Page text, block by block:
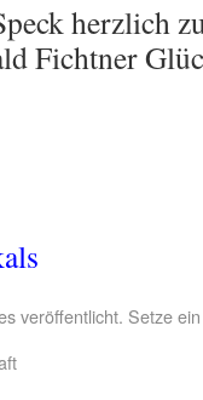
herzlich
Fichtner
veröffentlicht. Setze